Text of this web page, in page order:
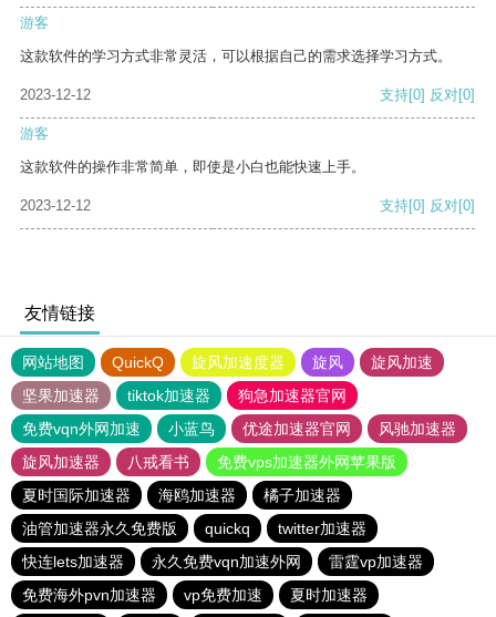
游客
这款软件的学习方式非常灵活，可以根据自己的需求选择学习方式。
2023-12-12 支持[0] 反对[0]
游客
这款软件的操作非常简单，即使是小白也能快速上手。
2023-12-12 支持[0] 反对[0]
友情链接
网站地图 QuickQ 旋风加速度器 旋风
旋风加速
坚果加速器
tiktok加速器
狗急加速器官网
免费vqn外网加速
小蓝鸟 优途加速器官网
风驰加速器
旋风加速器
八戒看书
免费vps加速器外网苹果版
夏时国际加速器
海鸥加速器
橘子加速器
油管加速器永久免费版
quickq
twitter加速器
快连lets加速器
永久免费vqn加速外网
雷霆vp加速器
免费海外pvn加速器
vp免费加速 夏时加速器